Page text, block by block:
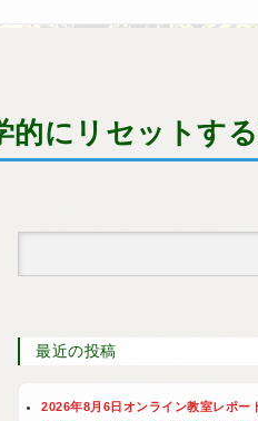
にリセットす
最近の投稿
2026年8月6日オンライン教室レポー